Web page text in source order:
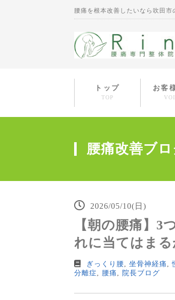
腰痛を根本改善したいなら吹田
トップ
TOP
お客
腰痛改善ブ
2026/05/10(日)
【朝の腰痛】
れに当てはまる
ぎっくり腰 坐骨神経痛 ,
分離症
腰痛 院長ブログ